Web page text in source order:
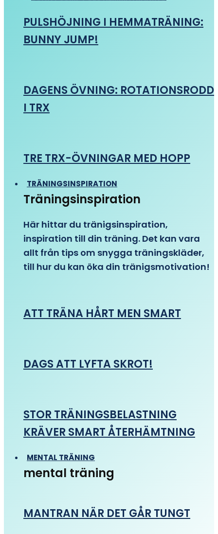
PULSHÖJNING I HEMMATRÄNING:
BUNNY JUMP!
DAGENS ÖVNING: ROTATIONSRODD
I TRX
TRE TRX-ÖVNINGAR MED HOPP
TRÄNINGSINSPIRATION
Träningsinspiration
Här hittar du tränigsinspiration,
inspiration till din träning. Det kan vara
allt från tips om snygga träningskläder,
till hur du kan öka din tränigsmotivation!
ATT TRÄNA HÅRT MEN SMART
DAGS ATT LYFTA SKROT!
STOR TRÄNINGSBELASTNING
KRÄVER SMART ÅTERHÄMTNING
MENTAL TRÄNING
mental träning
MANTRAN NÄR DET GÅR TUNGT